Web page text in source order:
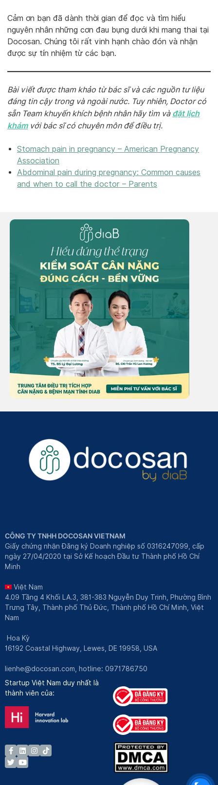
Cảm ơn bạn đã dành thời gian để đọc và tìm hiểu
nguyên nhân những cơn đau bụng dưới khi mang thai tại
Docosan. Chúng tôi rất vinh hạnh chào đón và nhận
được sự tín nhiệm từ các bạn.
Bài viết được tham khảo từ bác sĩ và các nguồn tư liệu
đáng tin cậy trong và ngoài nước. Tuy nhiên, Doctor có
sẵn Team khuyến khích bệnh nhân hãy tìm và đặt lịch
khámvới bác sĩ có chuyên môn để điều trị.
Stomach pain in pregnancy – American Pregnancy
Association
Abdominal pain during pregnancy: Common causes
and when to call the doctor – Parents
CÔNG TY TNHH DOCOSAN VIETNAM
Giấy chứng nhận Đăng ký Doanh nghiệp số 0316247099, cấp
ngày 27/04/2020 tại Sở Kế hoạch Đầu tư Thành phố Hồ Chí
Minh
Việt Nam
4.09 Tầng 4 Khối LA.3, 381-383 Nguyễn Duy Trinh, Phường Bình
Trưng Tây, Thành phố Thủ Đức, Thành phố Hồ Chí Minh, Việt
Nam
Hoa Kỳ
16192 Coastal Highway, Lewes, DE 19958, USA
lienhe@docosan.com , hotline: 0971786750
Startup Việt Nam duy nhất là
thành viên của: